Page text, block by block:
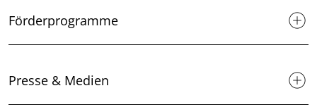
Förderprogramme
Presse & Medien